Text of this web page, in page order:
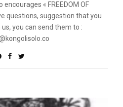
« FREEDOM OF
questions, suggestion that you
you can send them to :